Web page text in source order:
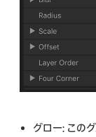
グロー: この